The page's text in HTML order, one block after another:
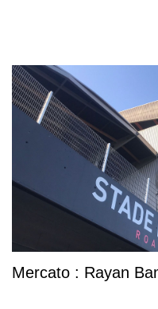
Mercato : Rayan